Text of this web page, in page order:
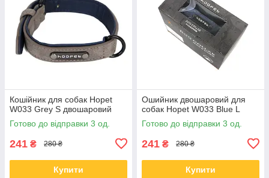
Кошійник для собак Hopet
W033 Grey S двошаровий
Готово до відправки 3 од.
241 ₴ 280 ₴
Купити
Ошийник двошаровий для
собак Hopet W033 Blue L
Готово до відправки 3 од.
241 ₴ 280 ₴
Купити